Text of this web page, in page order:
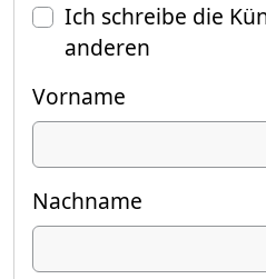
Ich schreibe die
anderen
Vorname
Nachname